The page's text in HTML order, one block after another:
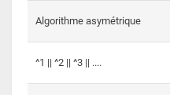
Algorithme asymétrique
^1 || ^2 || ^3 || ....